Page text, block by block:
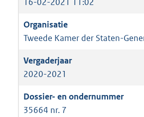
Tweede Kamer der Staten-
2020-2021
35664 nr. 7